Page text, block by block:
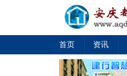
首页 资讯